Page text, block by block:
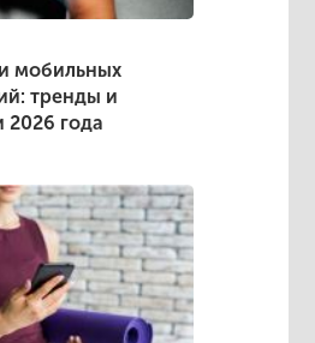
мобильных
тренды и
2026 года